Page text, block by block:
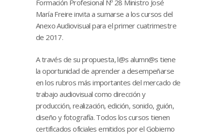
Formación Profesional Nº 28 Ministro José
María Freire invita a sumarse a los cursos del
Anexo Audiovisual para el primer cuatrimestre
de 2017.
A través de su propuesta, l@s alumn@s tiene
la oportunidad de aprender a desempeñarse
en los rubros más importantes del mercado de
trabajo audiovisual como dirección y
producción, realización, edición, sonido, guión,
diseño y fotografía. Todos los cursos tienen
certificados oficiales emitidos por el Gobierno